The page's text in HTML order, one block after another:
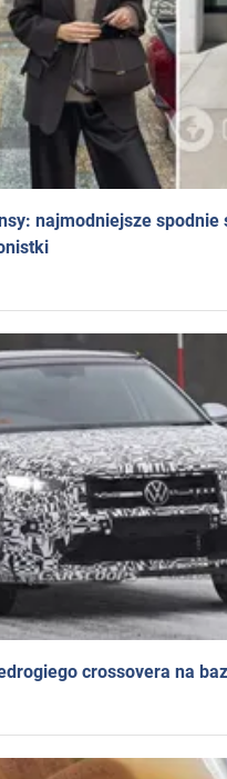
najmodniejsze spodnie
crossovera na